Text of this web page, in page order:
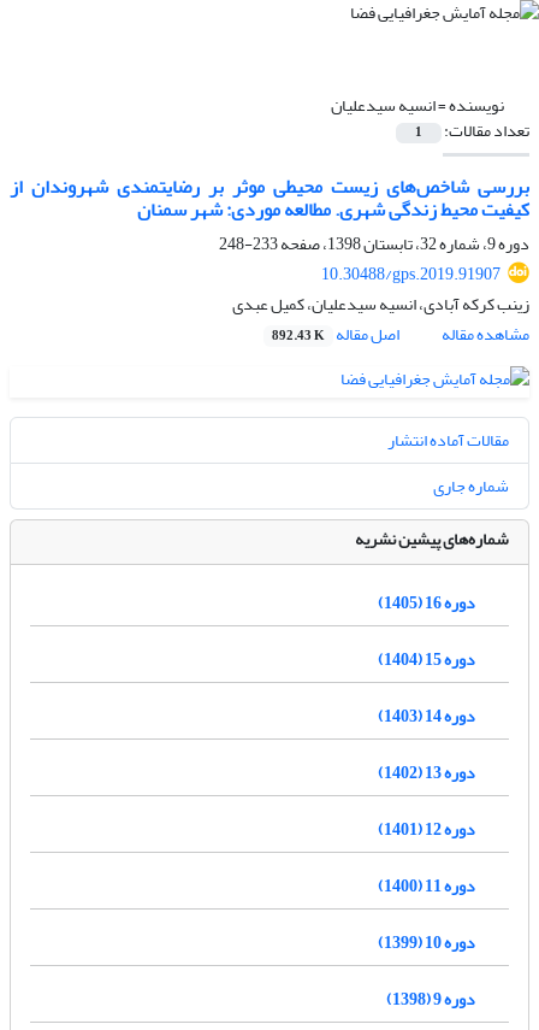
نویسنده =انسیه سیدعلیان
تعداد مقالات: 1
بررسی شاخص‌های زیست محیطی موثر بر رضایتمندی شهروندان از
کیفیت محیط زندگی شهری. مطالعه موردی: شهر سمنان
دوره 9، شماره 32، تابستان 1398، صفحه
233-248
10.30488/gps.2019.91907
زینب کرکه آبادی، انسیه سیدعلیان، کمیل عبدی
مشاهده مقاله
اصل مقاله 892.43 K
مقالات آماده انتشار
شماره جاری
شماره‌های پیشین نشریه
دوره 16 (1405)
دوره 15 (1404)
دوره 14 (1403)
دوره 13 (1402)
دوره 12 (1401)
دوره 11 (1400)
دوره 10 (1399)
دوره 9 (1398)